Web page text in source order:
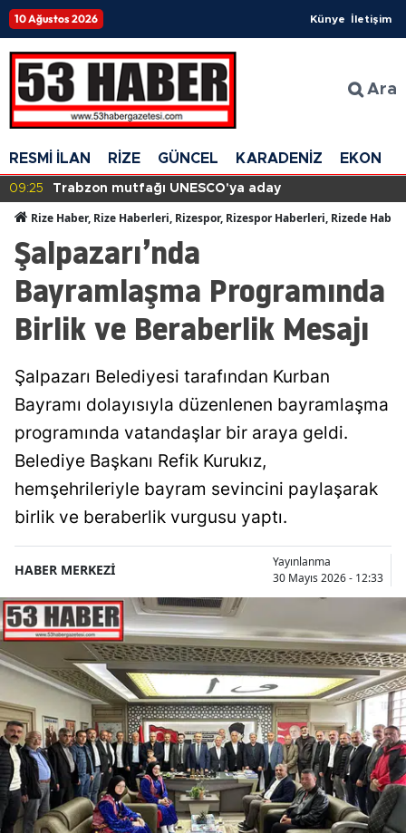
10 Ağustos 2026 Künye İletişim
Ara
RESMİ İLAN RİZE GÜNCEL KARADENİZ
09:25 Trabzon mutfağı UNESCO'ya aday
Rize Haber, Rize Haberleri, Rizespor, Rizespor Haberleri, Rizede
Şalpazarı’nda
Bayramlaşma Programında
Birlik ve Beraberlik Mesajı
Şalpazarı Belediyesi tarafından Kurban
Bayramı dolayısıyla düzenlenen bayramlaşma
programında vatandaşlar bir araya geldi.
Belediye Başkanı Refik Kurukız,
hemşehrileriyle bayram sevincini paylaşarak
birlik ve beraberlik vurgusu yaptı.
HABER MERKEZİ
Yayınlanma
30 Mayıs 2026 - 12:33